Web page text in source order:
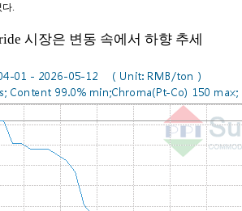
.
시장은 변동 속에서 하향 추세